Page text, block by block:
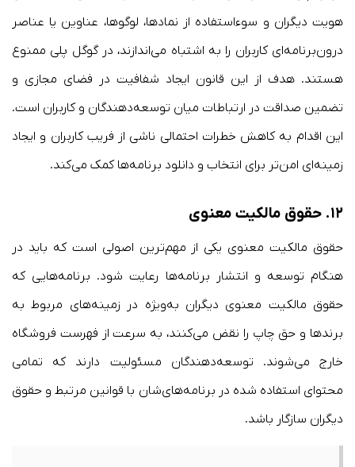
هویت دیگران و سوءاستفاده از نمادها، لوگوها، عناوین یا عناصر
درون‌برنامه‌ای کاربران را به اشتباه می‌اندازند، در گوگل پلی ممنوع
هستند. هدف از این قانون ایجاد شفافیت در فضای مجازی و
تضمین صداقت در ارتباطات میان توسعه‌دهندگان و کاربران است.
این اقدام به کاهش خطرات احتمالی ناشی از فریب کاربران و ایجاد
زمینه‌ای امن‌تر برای انتخاب و دانلود برنامه‌ها کمک می‌کند.
۱۲. حقوق مالکیت معنوی
حقوق مالکیت معنوی یکی از مهم‌ترین اصولی است که باید در
هنگام توسعه و انتشار برنامه‌ها رعایت شود. برنامه‌هایی که
حقوق مالکیت معنوی دیگران به‌ویژه در زمینه‌های مربوط به
برندها و حق چاپ را نقض می‌کنند، به سرعت از فهرست فروشگاه
خارج می‌شوند. توسعه‌دهندگان مسئولیت دارند که تمامی
محتوای استفاده شده در برنامه‌های‌شان با قوانین مرتبط و حقوق
دیگران سازگار باشد.